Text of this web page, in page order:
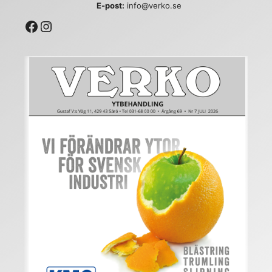
E-post: info@verko.se
Facebook
Instagram